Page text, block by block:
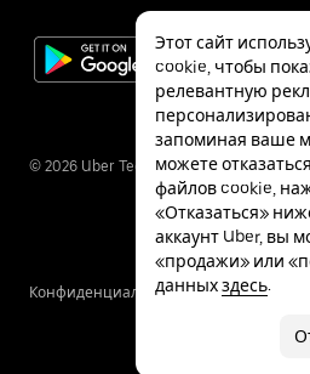
© 2026 Uber Technologies Inc.
КонфиденциальностьСпециальные
Этот сайт
cookie, чтобы
релевантную
запоминая ваше
можете
файлов cookie,
«Отказаться»
аккаунт Uber, вы
«продажи» или
данныхздесь.